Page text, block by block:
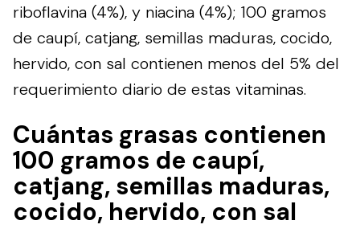
riboflavina (4%), y niacina (4%); 100 gramos
de caupí, catjang, semillas maduras, cocido,
hervido, con sal contienen menos del 5% del
requerimiento diario de estas vitaminas.
Cuántas grasas contienen
100 gramos de caupí,
catjang, semillas maduras,
cocido, hervido, con sal